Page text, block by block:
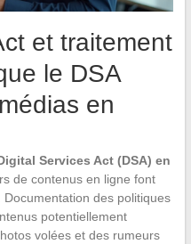
et traitement
le DSA
en
Services Act (DSA) en
de contenus en ligne font
des politiques
potentiellement
volées et des rumeurs